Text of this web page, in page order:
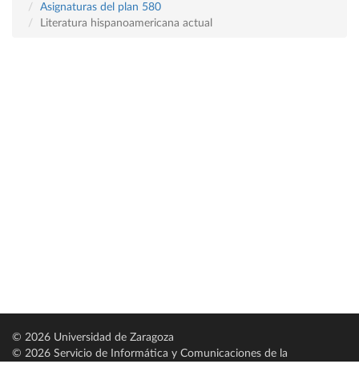
Asignaturas del plan 580
Literatura hispanoamericana actual
© 2026 Universidad de Zaragoza
© 2026 Servicio de Informática y Comunicaciones de la